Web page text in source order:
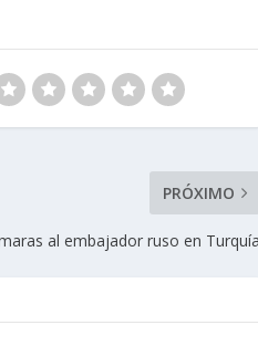
PRÓXIMO
al embajador ruso en Turquía